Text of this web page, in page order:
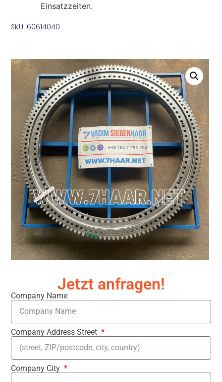
Einsatzzeiten.
SKU: 60614040
Jetzt anfragen!
Company Name
Company Address Street
Company City